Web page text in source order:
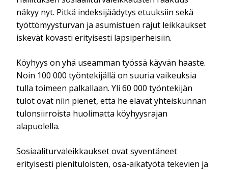
näkyy nyt. Pitkä indeksijäädytys etuuksiin sekä
työttömyysturvan ja asumistuen rajut leikkaukset
iskevät kovasti erityisesti lapsiperheisiin.
Köyhyys on yhä useamman työssä käyvän haaste.
Noin 100 000 työntekijällä on suuria vaikeuksia
tulla toimeen palkallaan. Yli 60 000 työntekijän
tulot ovat niin pienet, että he elävät yhteiskunnan
tulonsiirroista huolimatta köyhyysrajan
alapuolella.
Sosiaaliturvaleikkaukset ovat syventäneet
erityisesti pienituloisten, osa-aikatyötä tekevien ja